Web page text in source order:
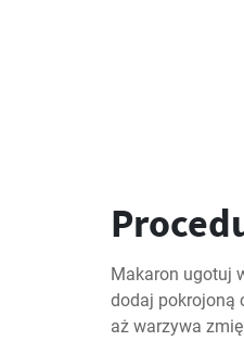
Makaron ugotuj
dodaj pokrojoną
aż warzywa